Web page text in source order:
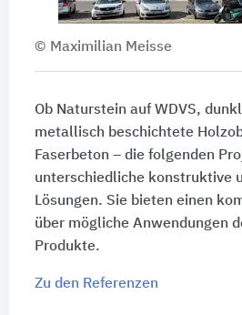
© Maximilian Meisse
Ob Naturstein auf WDVS,
metallisch beschichtete
Faserbeton – die folgenden
unterschiedliche konstruktive
Lösungen. Sie bieten einen
über mögliche Anwendungen
Produkte.
Zu den Referenzen